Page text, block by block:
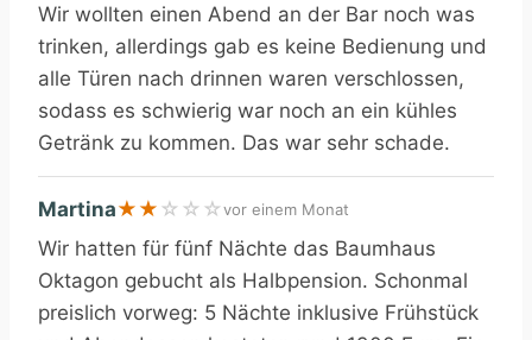
Wir wollten einen Abend an der Bar noch was
trinken, allerdings gab es keine Bedienung und
alle Türen nach drinnen waren verschlossen,
sodass es schwierig war noch an ein kühles
Getränk zu kommen. Das war sehr schade.
Martina★ ★ ☆ ☆ ☆vor einem Monat
Wir hatten für fünf Nächte das Baumhaus
Oktagon gebucht als Halbpension. Schonmal
preislich vorweg: 5 Nächte inklusive Frühstück